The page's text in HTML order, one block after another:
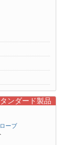
ンダード製品
ーブ